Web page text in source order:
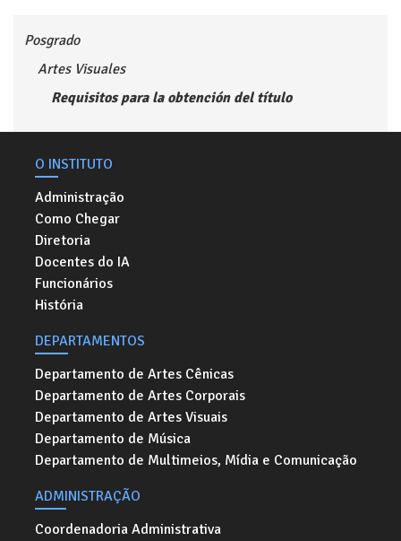
Posgrado
Artes Visuales
Requisitos para la obtención del título
O INSTITUTO
Administração
Como Chegar
Diretoria
Docentes do IA
Funcionários
História
DEPARTAMENTOS
Departamento de Artes Cênicas
Departamento de Artes Corporais
Departamento de Artes Visuais
Departamento de Música
Departamento de Multimeios, Mídia e Comunicação
ADMINISTRAÇÃO
Coordenadoria Administrativa